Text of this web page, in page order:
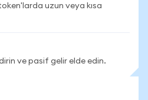
uzun veya kısa
ve pasif gelir elde edin.